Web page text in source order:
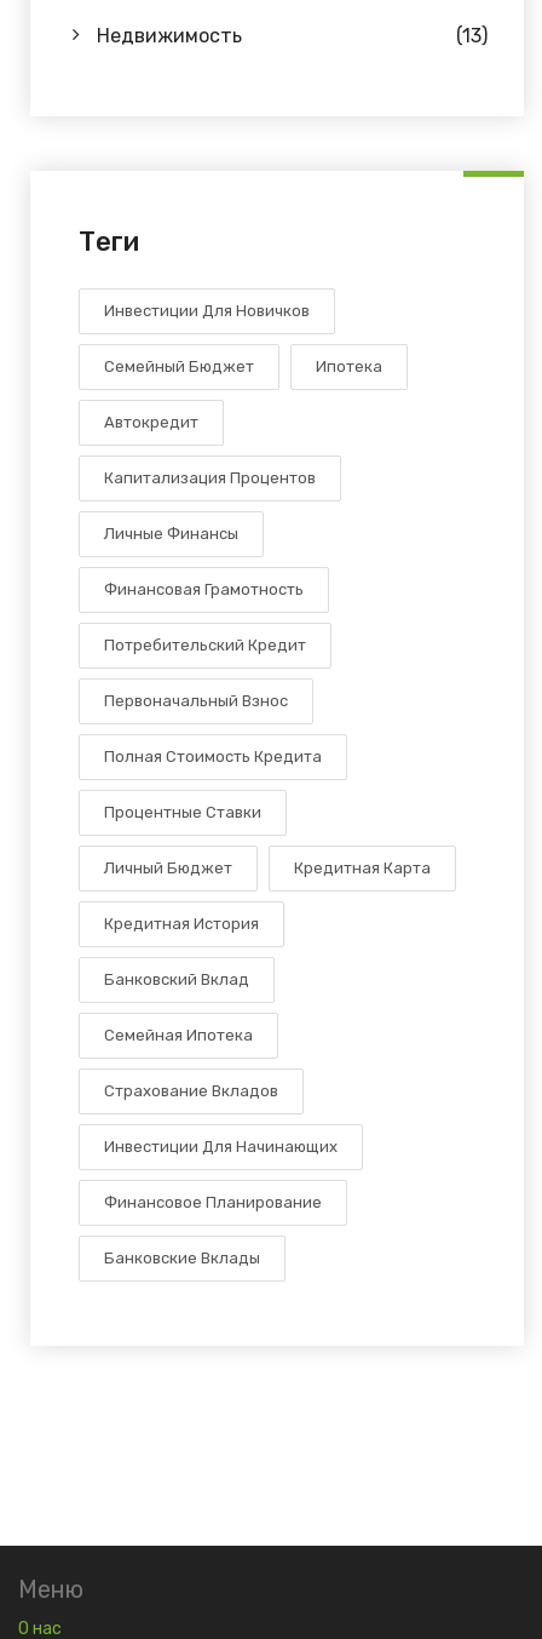
Недвижимость (13)
Теги
Инвестиции Для Новичков
Семейный Бюджет Ипотека
Автокредит
Капитализация Процентов
Личные Финансы
Финансовая Грамотность
Потребительский Кредит
Первоначальный Взнос
Полная Стоимость Кредита
Процентные Ставки
Личный Бюджет Кредитная Карта
Кредитная История
Банковский Вклад
Семейная Ипотека
Страхование Вкладов
Инвестиции Для Начинающих
Финансовое Планирование
Банковские Вклады
Меню
О нас